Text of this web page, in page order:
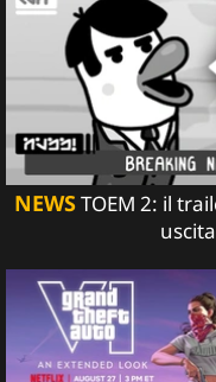
NEWSTOEM 2: il
uscita